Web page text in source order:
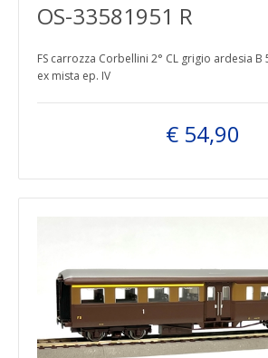
OS-33581951 R
FS carrozza Corbellini 2° CL grigio ardesia B
ex mista ep. IV
€ 54,90